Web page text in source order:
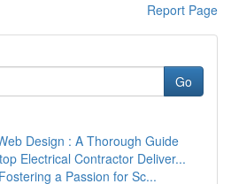
Report Page
Go
Design : A Thorough Guide
Electrical Contractor Deliver...
a Passion for Sc...